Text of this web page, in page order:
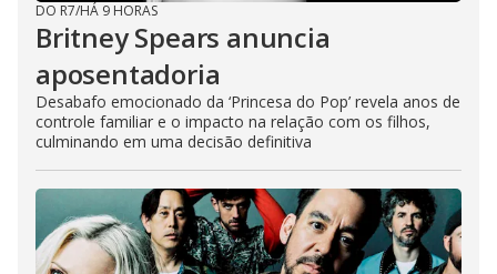
DO R7/HÁ 9 HORAS
Britney Spears anuncia
aposentadoria
Desabafo emocionado da ‘Princesa do Pop’ revela anos de
controle familiar e o impacto na relação com os filhos,
culminando em uma decisão definitiva